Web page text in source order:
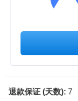
退款保证 (天数): 7